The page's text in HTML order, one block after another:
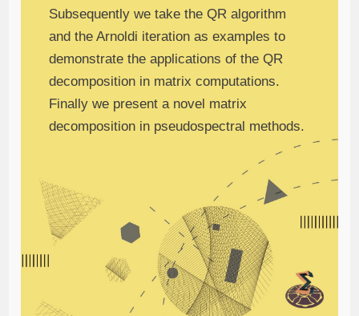
Subsequently we take the QR algorithm
and the Arnoldi iteration as examples to
demonstrate the applications of the QR
decomposition in matrix computations.
Finally we present a novel matrix
decomposition in pseudospectral methods.